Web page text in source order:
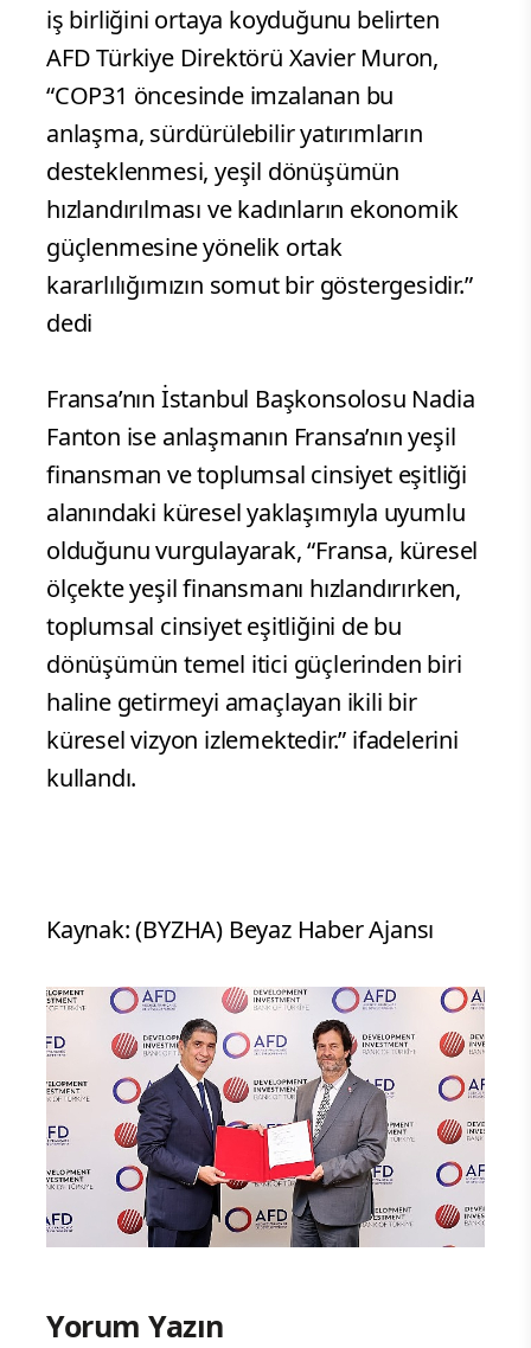
iş birliğini ortaya koyduğunu belirten
AFD Türkiye Direktörü Xavier Muron,
“COP31 öncesinde imzalanan bu
anlaşma, sürdürülebilir yatırımların
desteklenmesi, yeşil dönüşümün
hızlandırılması ve kadınların ekonomik
güçlenmesine yönelik ortak
kararlılığımızın somut bir göstergesidir.”
dedi
Fransa’nın İstanbul Başkonsolosu Nadia
Fanton ise anlaşmanın Fransa’nın yeşil
finansman ve toplumsal cinsiyet eşitliği
alanındaki küresel yaklaşımıyla uyumlu
olduğunu vurgulayarak, “Fransa, küresel
ölçekte yeşil finansmanı hızlandırırken,
toplumsal cinsiyet eşitliğini de bu
dönüşümün temel itici güçlerinden biri
haline getirmeyi amaçlayan ikili bir
küresel vizyon izlemektedir.” ifadelerini
kullandı.
Kaynak: (BYZHA) Beyaz Haber Ajansı
Yorum Yazın